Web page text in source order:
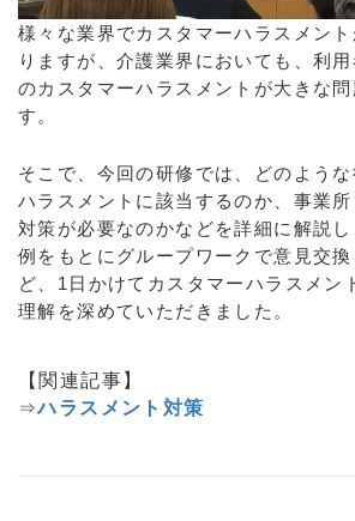
様々な業界でカスタマーハラスメン
りますが、介護業界においても、利
のカスタマーハラスメントが大きな
す。
そこで、今回の研修では、どのよう
ハラスメントに該当するのか、事業
対策が必要なのかなどを詳細に解説
例をもとにグループワークで意見交
ど、1日かけてカスタマーハラスメン
理解を深めていただきました。
【関連記事】
⇒ハラスメント対策